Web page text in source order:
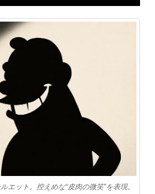
エット。控えめな“皮肉の微笑”を表現。